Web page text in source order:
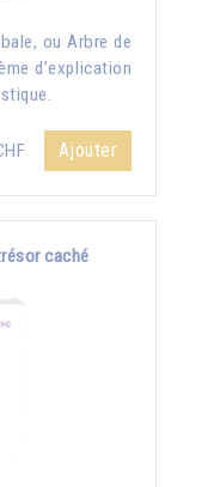
ou Arbre de
d’explication
Ajouter
caché